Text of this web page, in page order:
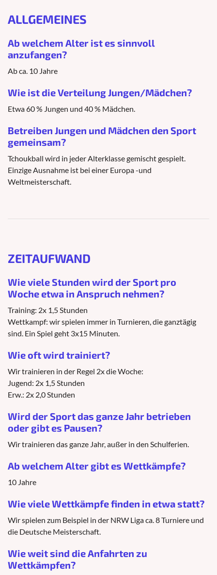
ALLGEMEINES
Ab welchem Alter ist es sinnvoll
anzufangen?
Ab ca. 10 Jahre
Wie ist die Verteilung Jungen/Mädchen?
Etwa 60 % Jungen und 40 % Mädchen.
Betreiben Jungen und Mädchen den Sport
gemeinsam?
Tchoukball wird in jeder Alterklasse gemischt gespielt.
Einzige Ausnahme ist bei einer Europa -und
Weltmeisterschaft.
ZEITAUFWAND
Wie viele Stunden wird der Sport pro
Woche etwa in Anspruch nehmen?
Training: 2x 1,5 Stunden
Wettkampf: wir spielen immer in Turnieren, die ganztägig
sind. Ein Spiel geht 3x15 Minuten.
Wie oft wird trainiert?
Wir trainieren in der Regel 2x die Woche:
Jugend: 2x 1,5 Stunden
Erw.: 2x 2,0 Stunden
Wird der Sport das ganze Jahr betrieben
oder gibt es Pausen?
Wir trainieren das ganze Jahr, außer in den Schulferien.
Ab welchem Alter gibt es Wettkämpfe?
10 Jahre
Wie viele Wettkämpfe finden in etwa statt?
Wir spielen zum Beispiel in der NRW Liga ca. 8 Turniere und
die Deutsche Meisterschaft.
Wie weit sind die Anfahrten zu
Wettkämpfen?